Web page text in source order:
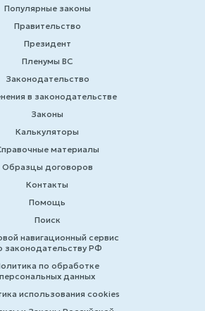
Популярные законы
Правительство
Президент
Пленумы ВС
Законодательство
в законодательстве
Законы
Калькуляторы
материалы
Образцы договоров
Контакты
Помощь
Поиск
навигационный сервис
законодательству РФ
по обработке
персональных данных
использования cookies